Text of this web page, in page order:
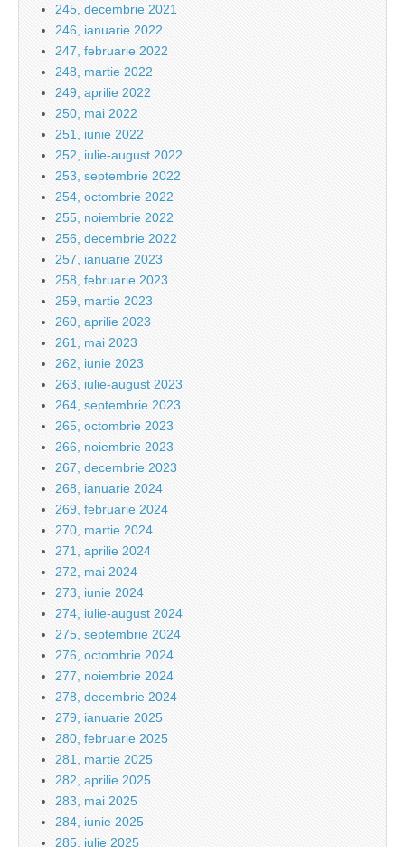
245, decembrie 2021
246, ianuarie 2022
247, februarie 2022
248, martie 2022
249, aprilie 2022
250, mai 2022
251, iunie 2022
252, iulie-august 2022
253, septembrie 2022
254, octombrie 2022
255, noiembrie 2022
256, decembrie 2022
257, ianuarie 2023
258, februarie 2023
259, martie 2023
260, aprilie 2023
261, mai 2023
262, iunie 2023
263, iulie-august 2023
264, septembrie 2023
265, octombrie 2023
266, noiembrie 2023
267, decembrie 2023
268, ianuarie 2024
269, februarie 2024
270, martie 2024
271, aprilie 2024
272, mai 2024
273, iunie 2024
274, iulie-august 2024
275, septembrie 2024
276, octombrie 2024
277, noiembrie 2024
278, decembrie 2024
279, ianuarie 2025
280, februarie 2025
281, martie 2025
282, aprilie 2025
283, mai 2025
284, iunie 2025
285, iulie 2025